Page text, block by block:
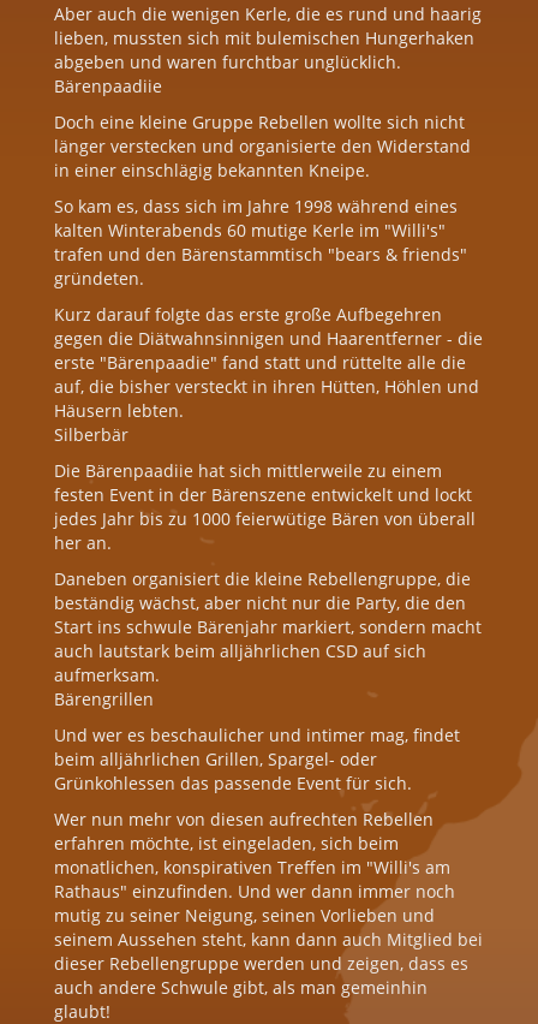
Aber auch die wenigen Kerle, die es rund und haarig
lieben, mussten sich mit bulemischen Hungerhaken
abgeben und waren furchtbar unglücklich.
Bärenpaadiie
Doch eine kleine Gruppe Rebellen wollte sich nicht
länger verstecken und organisierte den Widerstand
in einer einschlägig bekannten Kneipe.
So kam es, dass sich im Jahre 1998 während eines
kalten Winterabends 60 mutige Kerle im "Willi's"
trafen und den Bärenstammtisch "bears & friends"
gründeten.
Kurz darauf folgte das erste große Aufbegehren
gegen die Diätwahnsinnigen und Haarentferner - die
erste "Bärenpaadie" fand statt und rüttelte alle die
auf, die bisher versteckt in ihren Hütten, Höhlen und
Häusern lebten.
Silberbär
Die Bärenpaadiie hat sich mittlerweile zu einem
festen Event in der Bärenszene entwickelt und lockt
jedes Jahr bis zu 1000 feierwütige Bären von überall
her an.
Daneben organisiert die kleine Rebellengruppe, die
beständig wächst, aber nicht nur die Party, die den
Start ins schwule Bärenjahr markiert, sondern macht
auch lautstark beim alljährlichen CSD auf sich
aufmerksam.
Bärengrillen
Und wer es beschaulicher und intimer mag, findet
beim alljährlichen Grillen, Spargel- oder
Grünkohlessen das passende Event für sich.
Wer nun mehr von diesen aufrechten Rebellen
erfahren möchte, ist eingeladen, sich beim
monatlichen, konspirativen Treffen im "Willi's am
Rathaus" einzufinden. Und wer dann immer noch
mutig zu seiner Neigung, seinen Vorlieben und
seinem Aussehen steht, kann dann auch Mitglied bei
dieser Rebellengruppe werden und zeigen, dass es
auch andere Schwule gibt, als man gemeinhin
glaubt!